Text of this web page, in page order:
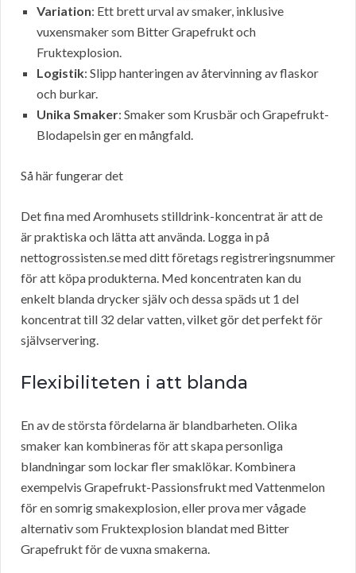
Variation: Ett brett urval av smaker, inklusive
vuxensmaker som Bitter Grapefrukt och
Fruktexplosion.
Logistik: Slipp hanteringen av återvinning av flaskor
och burkar.
Unika Smaker: Smaker som Krusbär och Grapefrukt-
Blodapelsin ger en mångfald.
Så här fungerar det
Det fina med Aromhusets stilldrink-koncentrat är att de
är praktiska och lätta att använda. Logga in på
nettogrossisten.se med ditt företags registreringsnummer
för att köpa produkterna. Med koncentraten kan du
enkelt blanda drycker själv och dessa späds ut 1 del
koncentrat till 32 delar vatten, vilket gör det perfekt för
självservering.
Flexibiliteten i att blanda
En av de största fördelarna är blandbarheten. Olika
smaker kan kombineras för att skapa personliga
blandningar som lockar fler smaklökar. Kombinera
exempelvis Grapefrukt-Passionsfrukt med Vattenmelon
för en somrig smakexplosion, eller prova mer vågade
alternativ som Fruktexplosion blandat med Bitter
Grapefrukt för de vuxna smakerna.